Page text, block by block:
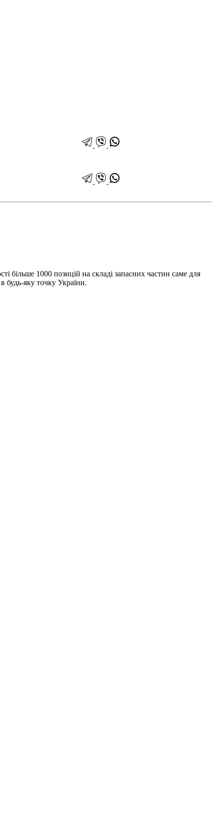
більше 1000 позицій на складі запасних частин саме для
будь-яку точку України.